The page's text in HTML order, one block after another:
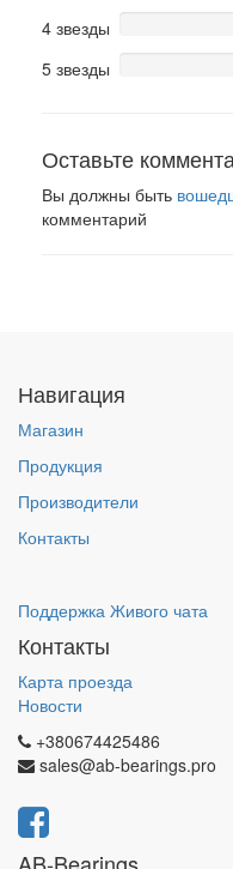
4 звезды
5 звезды
Оставьте
Вы должны быть
комментарий
Навигация
Магазин
Продукция
Производители
Контакты
Поддержка Живого чата
Контакты
Карта проезда
Новости
+380674425486
sales@ab-bearings.pro